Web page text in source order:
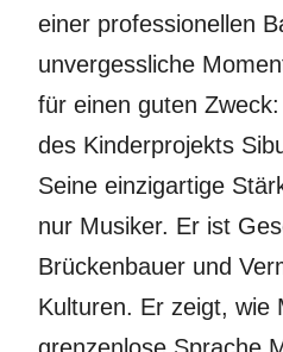
einer professionellen
unvergessliche
für einen guten
des Kinderprojekts
Seine einzigartige
nur Musiker. Er ist
Brückenbauer und
Kulturen. Er zeigt, wie